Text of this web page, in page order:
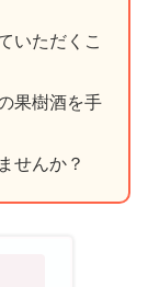
いただくこ
果樹酒を手
せんか？